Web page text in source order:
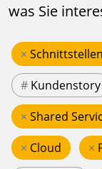
was Sie
×
# Kundenstory
× Shared
× Cloud ×